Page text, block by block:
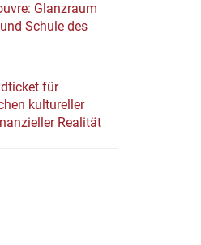
Glanzraum
Schule des
für
kultureller
Realität